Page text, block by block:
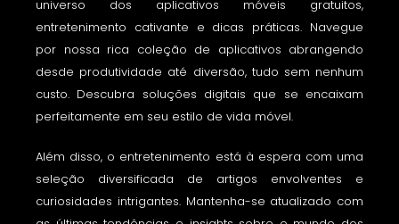
universo dos aplicativos móveis gratuitos,
entretenimento cativante e dicas práticas. Navegue
por nossa rica coleção de aplicativos abrangendo
desde produtividade até diversão, tudo sem nenhum
custo. Descubra soluções digitais que se encaixam
perfeitamente em seu estilo de vida móvel.
Além disso, o entretenimento está à espera com uma
seleção diversificada de artigos envolventes e
curiosidades intrigantes. Mantenha-se atualizado com